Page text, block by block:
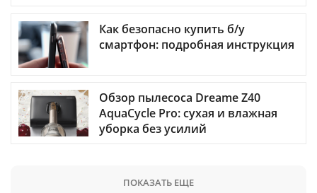
Как безопасно купить б/у
смартфон: подробная инструкция
Обзор пылесоса Dreame Z40
AquaCycle Pro: сухая и влажная
уборка без усилий
ПОКАЗАТЬ ЕЩЕ